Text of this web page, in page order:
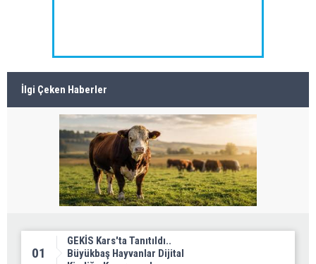
İlgi Çeken Haberler
01
GEKİS Kars'ta Tanıtıldı..
Büyükbaş Hayvanlar Dijital